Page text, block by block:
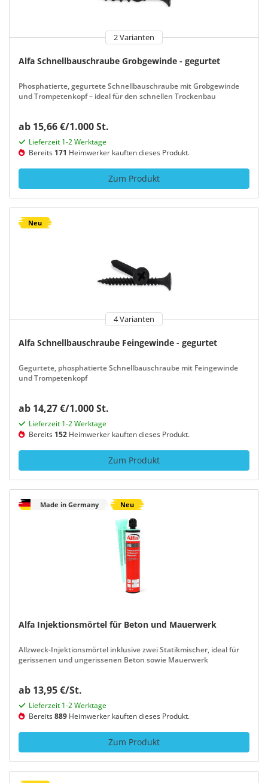
2 Varianten
Alfa Schnellbauschraube Grobgewinde - gegurtet
Phosphatierte, gegurtete Schnellbauschraube mit Grobgewinde
und Trompetenkopf – ideal für den schnellen Trockenbau
ab 15,66 €/1.000 St.
Lieferzeit 1-2 Werktage
Bereits 171 Heimwerker kauften dieses Produkt.
Zum Produkt
Neu
4 Varianten
Alfa Schnellbauschraube Feingewinde - gegurtet
Gegurtete, phosphatierte Schnellbauschraube mit Feingewinde
und Trompetenkopf
ab 14,27 €/1.000 St.
Lieferzeit 1-2 Werktage
Bereits 152 Heimwerker kauften dieses Produkt.
Zum Produkt
Made in Germany Neu
Alfa Injektionsmörtel für Beton und Mauerwerk
Allzweck-Injektionsmörtel inklusive zwei Statikmischer, ideal für
gerissenen und ungerissenen Beton sowie Mauerwerk
ab 13,95 €/St.
Lieferzeit 1-2 Werktage
Bereits889 Heimwerker kauften dieses Produkt.
Zum Produkt